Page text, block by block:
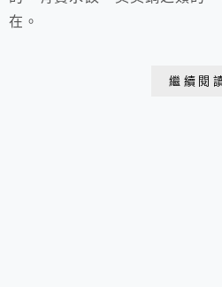
在。
繼續閱